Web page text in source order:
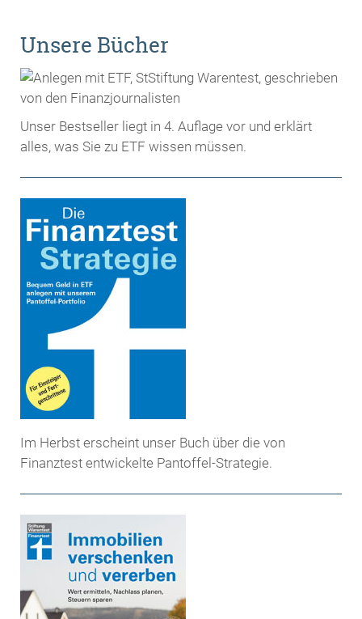
Unsere Bücher
Unser Bestseller liegt in 4. Auflage vor und erklärt
alles, was Sie zu ETF wissen müssen.
Im Herbst erscheint unser Buch über die von
Finanztest entwickelte Pantoffel-Strategie.